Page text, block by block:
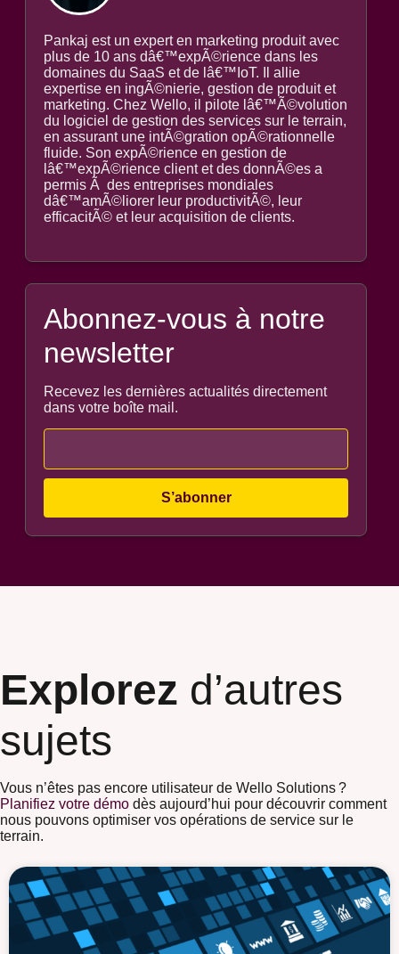
Pankaj est un expert en marketing produit avec
plus de 10 ans dâ€™expÃ©rience dans les
domaines du SaaS et de lâ€™IoT. Il allie
expertise en ingÃ©nierie, gestion de produit et
marketing. Chez Wello, il pilote lâ€™Ã©volution
du logiciel de gestion des services sur le terrain,
en assurant une intÃ©gration opÃ©rationnelle
fluide. Son expÃ©rience en gestion de
lâ€™expÃ©rience client et des donnÃ©es a
permis Ã des entreprises mondiales
dâ€™amÃ©liorer leur productivitÃ©, leur
efficacitÃ© et leur acquisition de clients.
Abonnez-vous à notre
newsletter
Recevez les dernières actualités directement
dans votre boîte mail.
Explorez d’autres
sujets
Vous n’êtes pas encore utilisateur de Wello Solutions ?
Planifiez votre démo dès aujourd’hui pour découvrir comment
nous pouvons optimiser vos opérations de service sur le
terrain.